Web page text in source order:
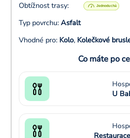
Obtížnost trasy:
Typ povrchu: Asfalt
Vhodné pro: Kolo, Kolečkové
Co máte po
U